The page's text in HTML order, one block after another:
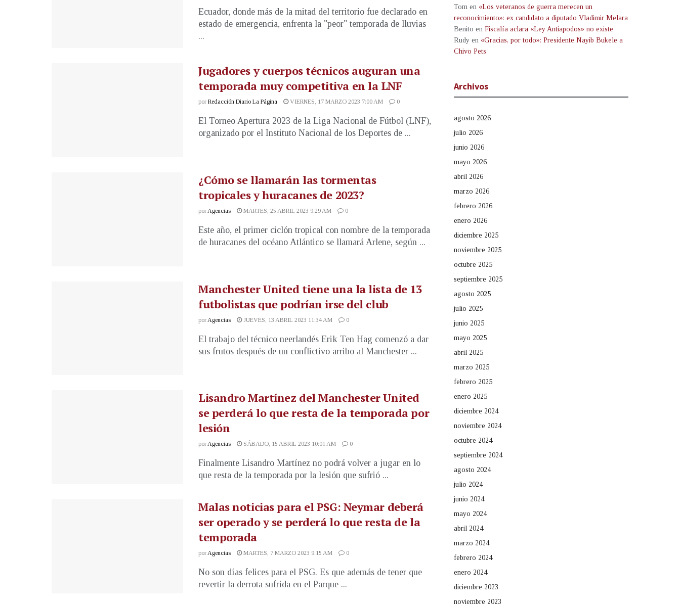
Ecuador, donde más de la mitad del territorio fue declarado en
estado de emergencia, enfrenta la "peor" temporada de lluvias
...
Jugadores y cuerpos técnicos auguran una
temporada muy competitiva en la LNF
por Redacción Diario La Página VIERNES, 17 MARZO 2023 7:00 AM 0
El Torneo Apertura 2023 de la Liga Nacional de Fútbol (LNF),
organizado por el Instituto Nacional de los Deportes de ...
¿Cómo se llamarán las tormentas
tropicales y huracanes de 2023?
por Agencias MARTES, 25 ABRIL 2023 9:29 AM 0
Este año, el primer ciclón tropical con nombre de la temporada
de huracanes del océano Atlántico se llamará Arlene, según ...
Manchester United tiene una la lista de 13
futbolistas que podrían irse del club
por Agencias JUEVES, 13 ABRIL 2023 11:34 AM 0
El trabajo del técnico neerlandés Erik Ten Hag comenzó a dar
sus frutos después de un conflictivo arribo al Manchester ...
Lisandro Martínez del Manchester United
se perderá lo que resta de la temporada por
lesión
porAgencias SÁBADO, 15 ABRIL 2023 10:01 AM 0
Finalmente Lisandro Martínez no podrá volver a jugar en lo
que resta de la temporada por la lesión que sufrió ...
Malas noticias para el PSG: Neymar deberá
ser operado y se perderá lo que resta de la
temporada
porAgencias MARTES, 7 MARZO 2023 9:15 AM 0
No son días felices para el PSG. Es que además de tener que
revertir la derrota sufrida en el Parque ...
Tom en «Los veteranos de guerra merecen un
reconocimiento»: ex candidato a diputado Vladimir Melara
Benito en Fiscalía aclara «Ley Antiapodos» no existe
Rudy en «Gracias, por todo»: Presidente Nayib Bukele a
Chivo Pets
Archivos
agosto 2026
julio 2026
junio 2026
mayo 2026
abril 2026
marzo 2026
febrero 2026
enero 2026
diciembre 2025
noviembre 2025
octubre 2025
septiembre 2025
agosto 2025
julio 2025
junio 2025
mayo 2025
abril 2025
marzo 2025
febrero 2025
enero 2025
diciembre 2024
noviembre 2024
octubre 2024
septiembre 2024
agosto 2024
julio 2024
junio 2024
mayo 2024
abril 2024
marzo 2024
febrero 2024
enero 2024
diciembre 2023
noviembre 2023